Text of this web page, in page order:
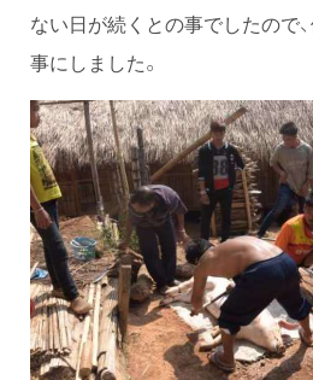
ない日が続くとの事でしたので
事にしました。